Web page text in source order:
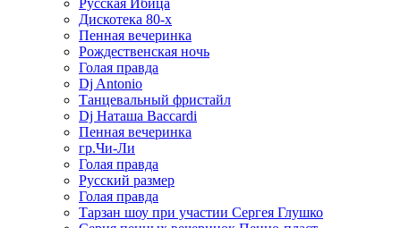
Русская Ибица
Дискотека 80-х
Пенная вечеринка
Рождественская ночь
Голая правда
Dj Antonio
Танцевальный фристайл
Dj Наташа Baccardi
Пенная вечеринка
гр.Чи-Ли
Голая правда
Русский размер
Голая правда
Тарзан шоу при участии Сергея Глушко